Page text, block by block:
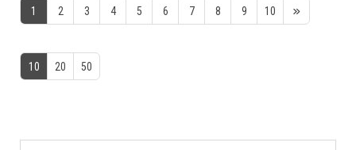
1 2 3 4 5 6 7 8 9 10
10 20 50